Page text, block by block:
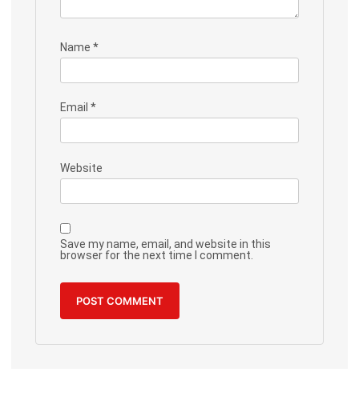
Name *
Email *
Website
Save my name, email, and website in this
browser for the next time I comment.